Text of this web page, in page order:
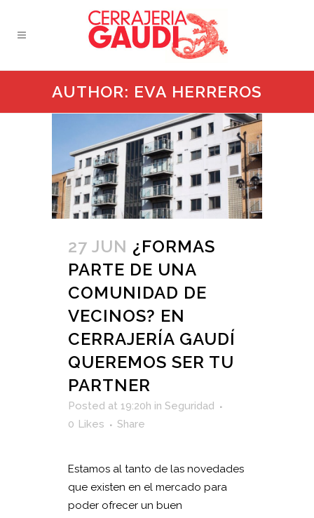
AUTHOR: EVA HERREROS
27 JUN ¿FORMAS
PARTE DE UNA
COMUNIDAD DE
VECINOS? EN
CERRAJERÍA GAUDÍ
QUEREMOS SER TU
PARTNER
Posted at 19:20h in Seguridad
0 Likes Share
Estamos al tanto de las novedades
que existen en el mercado para
poder ofrecer un buen